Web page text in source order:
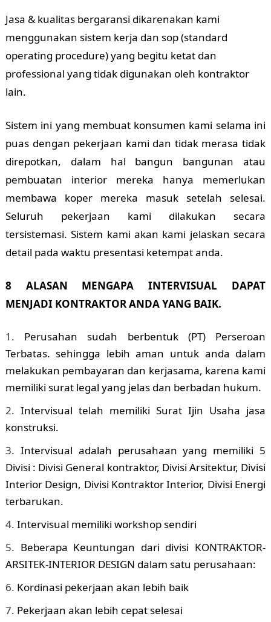
Jasa & kualitas bergaransi dikarenakan kami
menggunakan sistem kerja dan sop (standard
operating procedure) yang begitu ketat dan
professional yang tidak digunakan oleh kontraktor
lain.
Sistem ini yang membuat konsumen kami selama ini
puas dengan pekerjaan kami dan tidak merasa tidak
direpotkan, dalam hal bangun bangunan atau
pembuatan interior mereka hanya memerlukan
membawa koper mereka masuk setelah selesai.
Seluruh pekerjaan kami dilakukan secara
tersistemasi. Sistem kami akan kami jelaskan secara
detail pada waktu presentasi ketempat anda.
8 ALASAN MENGAPA INTERVISUAL DAPAT
MENJADI KONTRAKTOR ANDA YANG BAIK.
Perusahan sudah berbentuk (PT) Perseroan
Terbatas. sehingga lebih aman untuk anda dalam
melakukan pembayaran dan kerjasama, karena kami
memiliki surat legal yang jelas dan berbadan hukum.
Intervisual telah memiliki Surat Ijin Usaha jasa
konstruksi.
Intervisual adalah perusahaan yang memiliki 5
Divisi : Divisi General kontraktor, Divisi Arsitektur, Divisi
Interior Design, Divisi Kontraktor Interior, Divisi Energi
terbarukan.
Intervisual memiliki workshop sendiri
Beberapa Keuntungan dari divisi KONTRAKTOR-
ARSITEK-INTERIOR DESIGN dalam satu perusahaan:
Kordinasi pekerjaan akan lebih baik
Pekerjaan akan lebih cepat selesai